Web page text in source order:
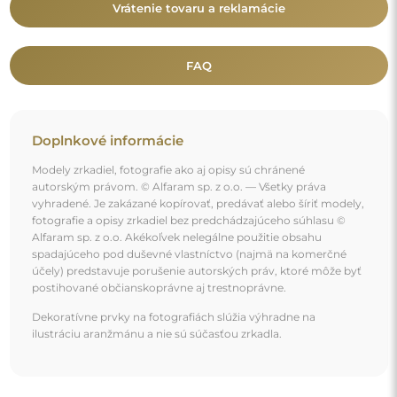
Mohlo by vás zaujať aj
Zrkadlo s organickým tvarom v kašmírovom ráme z
MDF s podsvietením – MARIS SAND LED V RÁME